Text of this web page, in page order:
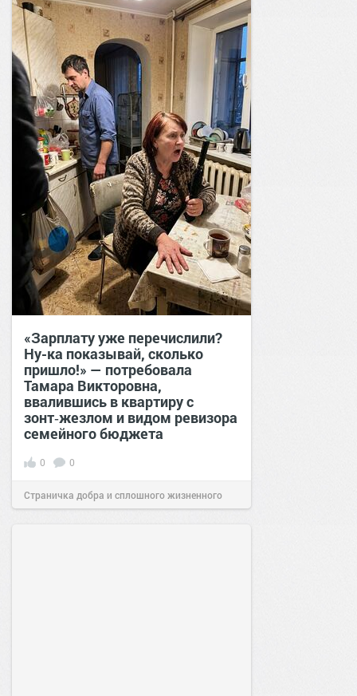
«Зарплату уже перечислили?
Ну-ка показывай, сколько
пришло!» — потребовала
Тамара Викторовна,
ввалившись в квартиру с
зонт‑жезлом и видом ревизора
семейного бюджета
0 0
Страничка добра и сплошного жизненного